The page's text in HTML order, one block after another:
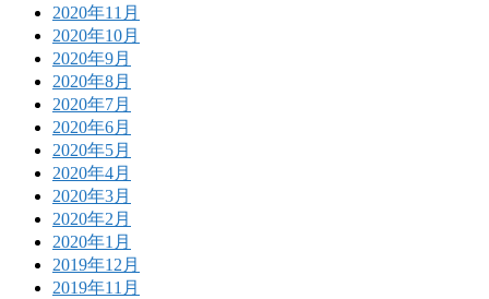
2020年11月
2020年10月
2020年9月
2020年8月
2020年7月
2020年6月
2020年5月
2020年4月
2020年3月
2020年2月
2020年1月
2019年12月
2019年11月